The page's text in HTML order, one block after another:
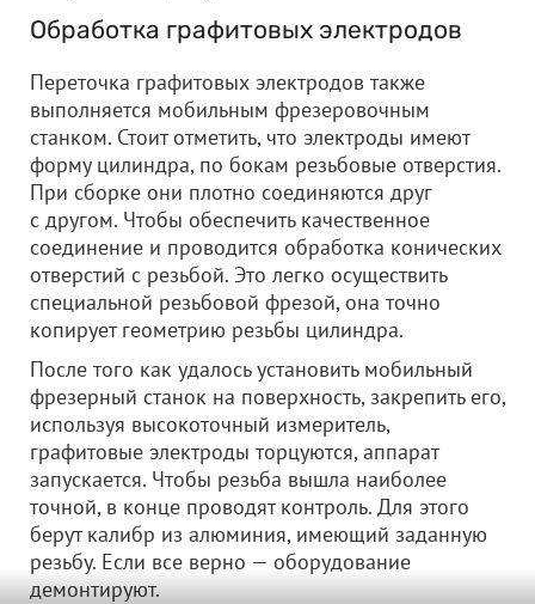
Обработка графитовых электродов
Переточка графитовых электродов также
выполняется мобильным фрезеровочным
станком. Стоит отметить, что электроды имеют
форму цилиндра, по бокам резьбовые отверстия.
При сборке они плотно соединяются друг
с другом. Чтобы обеспечить качественное
соединение и проводится обработка конических
отверстий с резьбой. Это легко осуществить
специальной резьбовой фрезой, она точно
копирует геометрию резьбы цилиндра.
После того как удалось установить мобильный
фрезерный станок на поверхность, закрепить его,
используя высокоточный измеритель,
графитовые электроды торцуются, аппарат
запускается. Чтобы резьба вышла наиболее
точной, в конце проводят контроль. Для этого
берут калибр из алюминия, имеющий заданную
резьбу. Если все верно — оборудование
демонтируют.